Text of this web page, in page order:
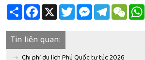
Share Facebook
X TwitterMessengerTelegramWeChat
Tin liên quan:
Chi phí du lịch Phú Quốc tự túc 2026